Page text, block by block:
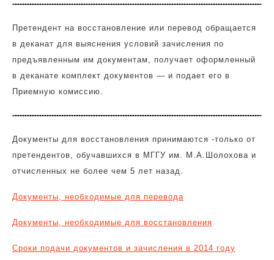
Претендент на восстановление или перевод обращается
в деканат для выяснения условий зачисления по
предъявленным им документам, получает оформленный
в деканате комплект документов — и подает его в
Приемную комиссию.
Документы для восстановления принимаются -только от
претендентов, обучавшихся в МГГУ им. М.А.Шолохова и
отчисленных не более чем 5 лет назад.
Документы, необходимые для перевода
Документы, необходимые для восстановления
Сроки подачи документов и зачисления в 2014 году